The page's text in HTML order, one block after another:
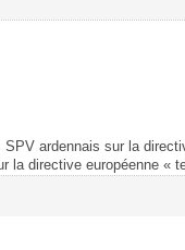
ardennais sur la
la directive européenne «